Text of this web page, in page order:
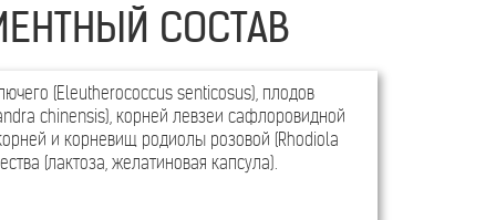
СОСТАВ
(Eleutherococcus senticosus), плодов
chinensis), корней левзеи сафлоровидной
и корневищ родиолы розовой (Rhodiola
(лактоза, желатиновая капсула).